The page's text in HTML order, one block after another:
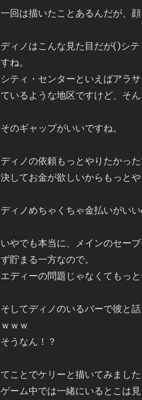
一回は描いたことあるんだが、
ディノはこんな見た目だが()シ
すね。
シティ・センターといえばアラ
ているような地区ですけど、そ
そのギャップがいいですね。
ディノの依頼もっとやりたかっ
決してお金が欲しいからもっと
ディノめちゃくちゃ金払いがい
いやでも本当に、メインのセー
ず貯まる一方なので。
エディーの問題じゃなくてもっ
そしてディノのいるバーで彼と
ｗｗｗ
そうなん！？
てことでケリーと描いてみました
ゲーム中では一緒にいるとこは見